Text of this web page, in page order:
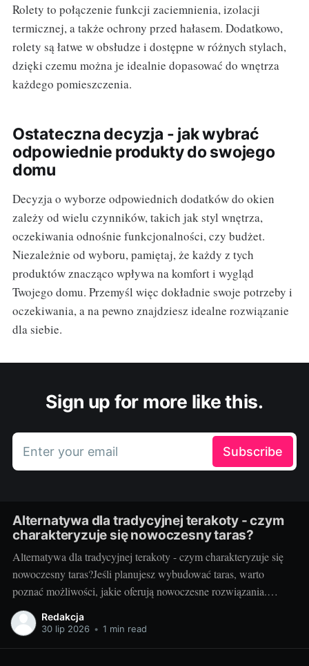
Rolety to połączenie funkcji zaciemnienia, izolacji
termicznej, a także ochrony przed hałasem. Dodatkowo,
rolety są łatwe w obsłudze i dostępne w różnych stylach,
dzięki czemu można je idealnie dopasować do wnętrza
każdego pomieszczenia.
Ostateczna decyzja - jak wybrać
odpowiednie produkty do swojego
domu
Decyzja o wyborze odpowiednich dodatków do okien
zależy od wielu czynników, takich jak styl wnętrza,
oczekiwania odnośnie funkcjonalności, czy budżet.
Niezależnie od wyboru, pamiętaj, że każdy z tych
produktów znacząco wpływa na komfort i wygląd
Twojego domu. Przemyśl więc dokładnie swoje potrzeby i
oczekiwania, a na pewno znajdziesz idealne rozwiązanie
dla siebie.
Sign up for more like this.
Enter your email Subscribe
Alternatywa dla tradycyjnej terakoty - czym
charakteryzuje się nowoczesny taras?
Alternatywa dla tradycyjnej terakoty - czym charakteryzuje się
nowoczesny taras?Jeśli planujesz wybudować taras, warto
poznać możliwości, jakie oferują nowoczesne rozwiązania.
Można przecież zdecydować się na coś więcej niż tylko
tradycyjną terakotę. Ale jak wygląda nowoczesny taras i dlaczego
Redakcja
30 lip 2026 • 1 min read